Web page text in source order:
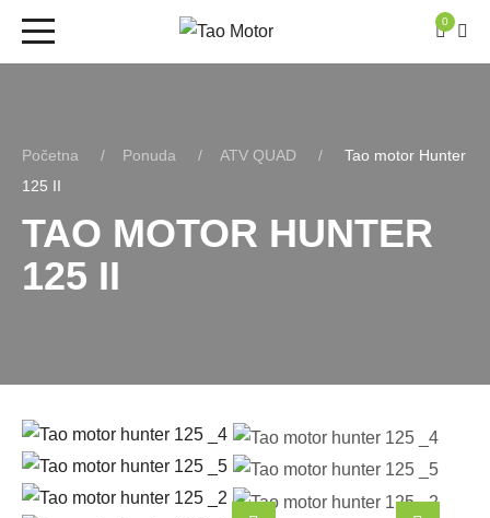
0
Početna Ponuda ATV QUAD
Tao motor Hunter
125 II
TAO MOTOR HUNTER
125 II